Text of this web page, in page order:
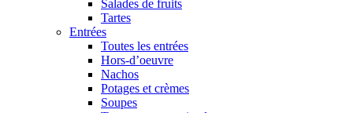
Salades de fruits
Tartes
Entrées
Toutes les entrées
Hors-d’oeuvre
Nachos
Potages et crèmes
Soupes